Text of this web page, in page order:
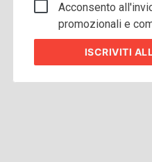
Acconsento
promozionali e
ISCRIVITI